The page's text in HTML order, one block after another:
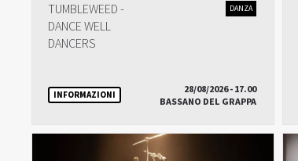
TUMBLEWEED -
DANCE WELL
DANCERS
DANZA
INFORMAZIONI
28/08/2026 - 17.00
BASSANO DEL GRAPPA